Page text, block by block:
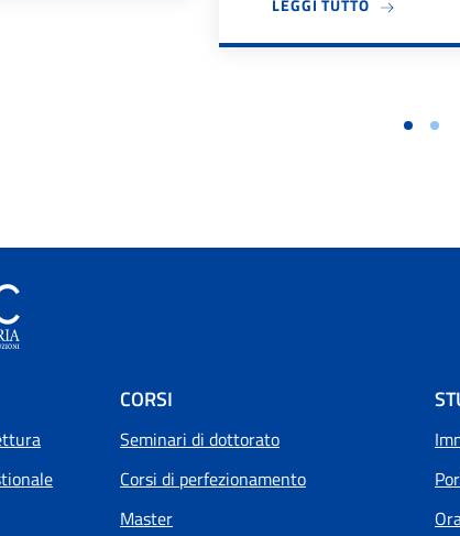
LEGGI TUTTO
CORSI
Seminari di dottorato
Corsi di perfezionamento
Master